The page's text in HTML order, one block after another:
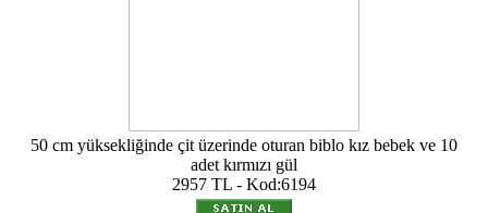
50 cm yüksekliğinde çit üzerinde oturan biblo kız bebek ve 10
adet kırmızı gül
2957 TL - Kod:6194